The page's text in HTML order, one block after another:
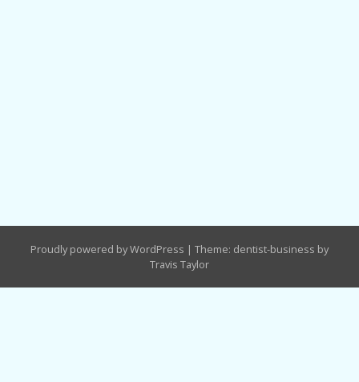
Proudly powered by WordPress | Theme: dentist-business by
Travis Taylor